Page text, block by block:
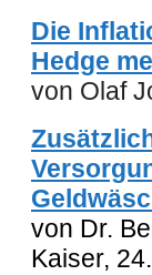
Die
Hedge
von Olaf
von Dr.
Kaiser,